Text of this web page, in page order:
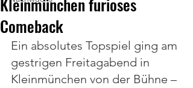
Comeback
Ein absolutes Topspiel ging am
gestrigen Freitagabend in
Kleinmünchen von der Bühne –